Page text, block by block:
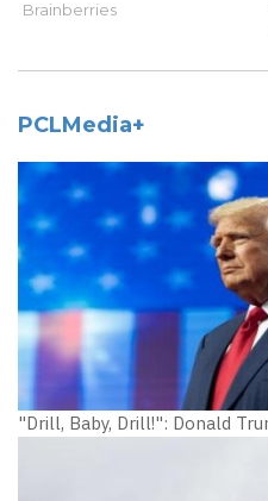
PCLMedia+
"Drill, Baby, Drill!": Donald